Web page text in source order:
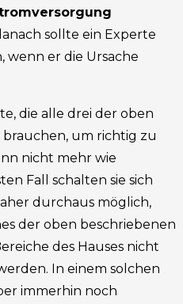
sollte ein Experte
er die Ursache
die alle drei der oben
um richtig zu
nicht mehr wie
Fall schalten sie sich
durchaus möglich,
der oben beschriebenen
des Hauses nicht
In einem solchen
immerhin noch